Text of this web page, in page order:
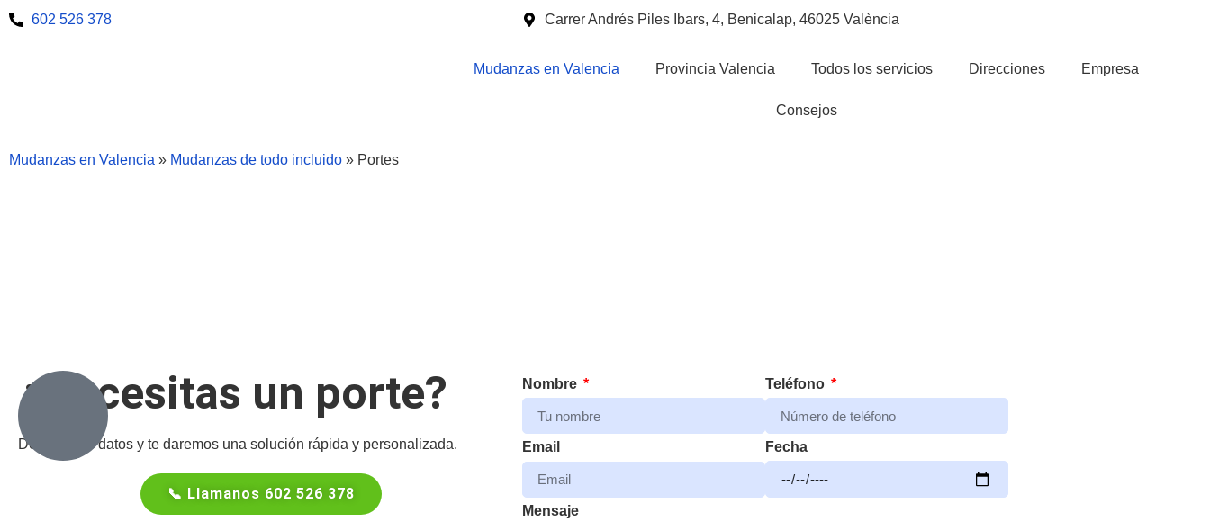
602 526 378 Carrer Andrés Piles Ibars, 4, Benicalap, 46025 València
Mudanzas en Valencia Provincia Valencia Todos los servicios Direcciones Empresa
Consejos
Mudanzas en Valencia » Mudanzas de todo incluido » Portes
¿Necesitas un porte?
Déjanos tus datos y te daremos una solución rápida y personalizada.
📞 Llamanos 602 526 378
Nombre Teléfono
Email Fecha
Mensaje